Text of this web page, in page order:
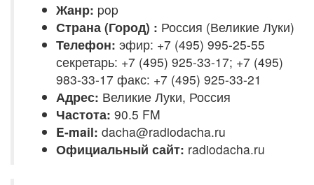
Жанр: pop
Страна (Город) : Россия (Великие Луки)
Телефон: эфир: +7 (495) 995-25-55
секретарь: +7 (495) 925-33-17; +7 (495)
983-33-17 факс: +7 (495) 925-33-21
Адрес: Великие Луки, Россия
Частота: 90.5 FM
E-mail: dacha@radiodacha.ru
Официальный сайт: radiodacha.ru